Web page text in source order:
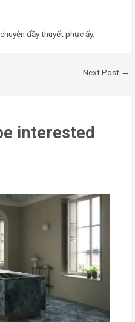
đầy thuyết phục ấy.
Next Post →
interested